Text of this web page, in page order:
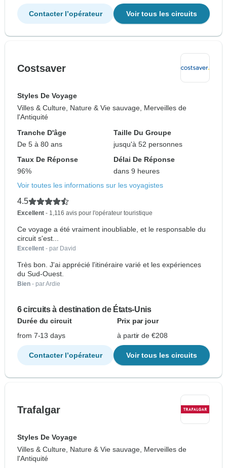
Contacter l’opérateur Voir tous les circuits
Costsaver
Styles De Voyage
Villes & Culture, Nature & Vie sauvage, Merveilles de
l'Antiquité
Tranche D'âge
De 5 à 80 ans
Taille Du Groupe
jusqu'à 52 personnes
Taux De Réponse
96%
Délai De Réponse
dans 9 heures
Voir toutes les informations sur les voyagistes
4.5
Excellent - 1,116 avis pour l'opérateur touristique
Ce voyage a été vraiment inoubliable, et le responsable du
circuit s'est...
Excellent - par David
Très bon. J'ai apprécié l'itinéraire varié et les expériences
du Sud-Ouest.
Bien - par Ardie
6 circuits à destination de États-Unis
Durée du circuit
Prix par jour
from 7-13 days
à partir de €208
Contacter l’opérateur Voir tous les circuits
Trafalgar
Styles De Voyage
Villes & Culture, Nature & Vie sauvage, Merveilles de
l'Antiquité